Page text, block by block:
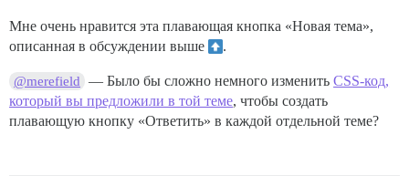
Мне очень нравится эта плавающая кнопка «Новая тема»,
описанная в обсуждении выше
︎.
@merefield — Было бы сложно немного изменитьCSS-код,
который вы предложили в той теме, чтобы создать
плавающую кнопку «Ответить» в каждой отдельной теме?